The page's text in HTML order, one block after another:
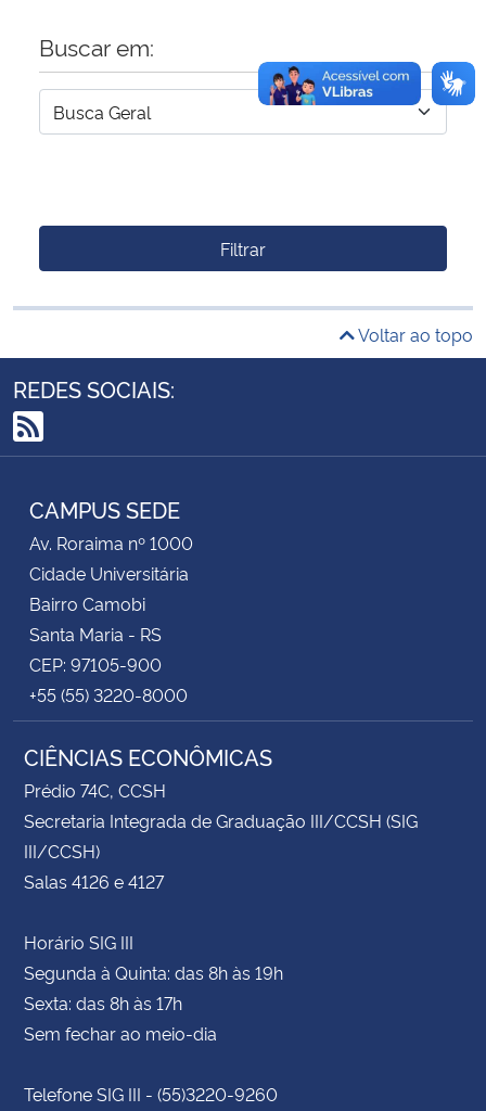
Buscar em:
Filtrar
Voltar ao topo
REDES SOCIAIS:
RSS
CAMPUS SEDE
Av. Roraima nº 1000
Cidade Universitária
Bairro Camobi
Santa Maria - RS
CEP: 97105-900
+55 (55) 3220-8000
CIÊNCIAS ECONÔMICAS
Prédio 74C, CCSH
Secretaria Integrada de Graduação III/CCSH (SIG
III/CCSH)
Salas 4126 e 4127
Horário SIG III
Segunda à Quinta: das 8h às 19h
Sexta: das 8h às 17h
Sem fechar ao meio-dia
Telefone SIG III - (55)3220-9260